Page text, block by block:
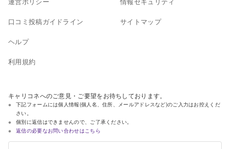
口コミ投稿ガイドライン
ヘルプ
利用規約
サイトマップ
キャリコネへのご意見・ご要望をお待ちしております。
下記フォームには個人情報(個人名、住所、メールアドレスなど)のご入力はお控えくだ
さい。
個別に返信はできませんので、ご了承ください。
返信の必要なお問い合わせはこちら